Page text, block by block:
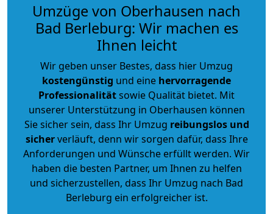
Umzüge von Oberhausen nach
Bad Berleburg: Wir machen es
Ihnen leicht
Wir geben unser Bestes, dass hier Umzug
kostengünstig und eine hervorragende
Professionalitätsowie Qualität bietet. Mit
unserer Unterstützung in Oberhausen können
Sie sicher sein, dass Ihr Umzug reibungslos und
sicherverläuft, denn wir sorgen dafür, dass Ihre
Anforderungen und Wünsche erfüllt werden. Wir
haben die besten Partner, um Ihnen zu helfen
und sicherzustellen, dass Ihr Umzug nach Bad
Berleburg ein erfolgreicher ist.